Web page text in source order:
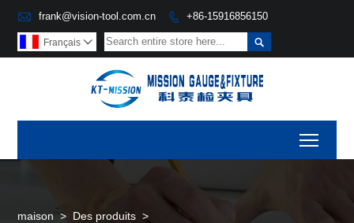
 frank@vision-tool.com.cn  +86-15916856150

Français 
maison > Des produits >